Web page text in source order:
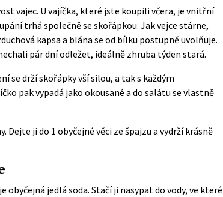
vajec. U vajíčka, které jste koupili včera, je vnitřní
trhá společně se skořápkou. Jak vejce stárne,
kapsa a blána se od bílku postupně uvolňuje.
pár dní odležet, ideálně zhruba týden stará.
se drží skořápky vší silou, a tak s každým
pak vypadá jako okousané a do salátu se vlastně
Dejte ji do 1 obyčejné věci ze špajzu a vydrží krásně
jedlá soda. Stačí ji nasypat do vody, ve které